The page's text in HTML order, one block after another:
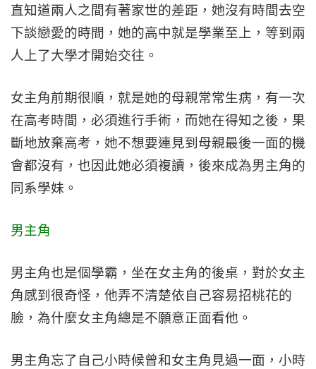
直知道兩人之間有著家世的差距，她沒有時間去空
下談戀愛的時間，她的高中就是學業至上，等到兩
人上了大學才開始交往。
女主角前期很順，就是她的母親常常生病，有一次
在高考時間，必須進行手術，而她在得知之後，果
斷地放棄高考，她不想要連見到母親最後一面的機
會都沒有，也因此她必須複讀，後來成為男主角的
同系學妹。
男主角
男主角也是個學霸，坐在女主角的後桌，對於女主
角感到很奇怪，他弄不清楚依自己容易招桃花的
臉，為什麼女主角總是不願意正面看他。
男主角忘了自己小時候曾和女主角見過一面，小時